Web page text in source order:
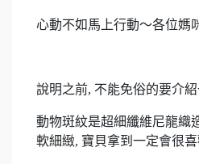
心動不如馬上行動～各位媽
說明之前, 不能免俗的要介
動物斑紋是超細纖維尼龍織
軟細緻, 寶貝拿到一定會很